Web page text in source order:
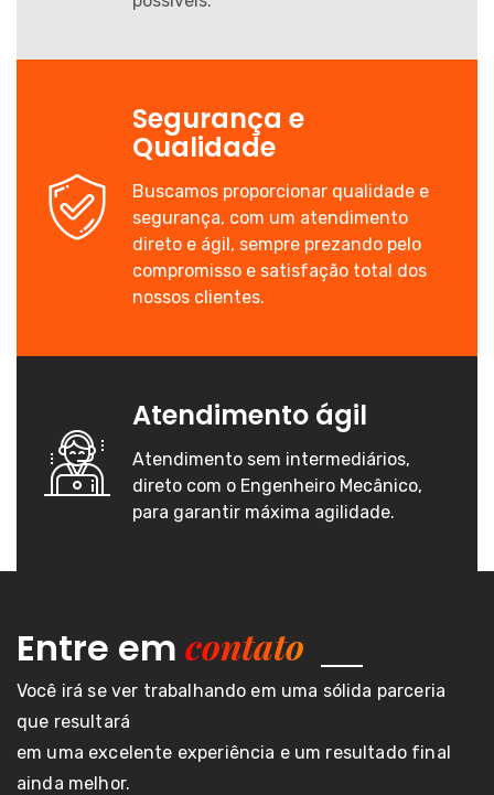
Segurança e
Qualidade
Buscamos proporcionar qualidade e
segurança, com um atendimento
direto e ágil, sempre prezando pelo
compromisso e satisfação total dos
nossos clientes.
Atendimento ágil
Atendimento sem intermediários,
direto com o Engenheiro Mecânico,
para garantir máxima agilidade.
Entre em contato
Você irá se ver trabalhando em uma sólida parceria
que resultará
em uma excelente experiência e um resultado final
ainda melhor.